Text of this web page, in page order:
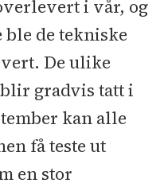
i vår, og
de tekniske
De ulike
gradvis tatt i
kan alle
få teste ut
en stor